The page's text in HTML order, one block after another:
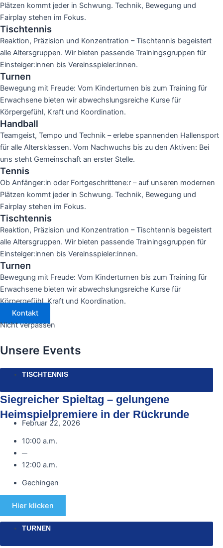
Plätzen kommt jeder in Schwung. Technik, Bewegung und
Fairplay stehen im Fokus.
Tischtennis
Reaktion, Präzision und Konzentration – Tischtennis begeistert
alle Altersgruppen. Wir bieten passende Trainingsgruppen für
Einsteiger:innen bis Vereinsspieler:innen.
Turnen
Bewegung mit Freude: Vom Kinderturnen bis zum Training für
Erwachsene bieten wir abwechslungsreiche Kurse für
Körpergefühl, Kraft und Koordination.
Handball
Teamgeist, Tempo und Technik – erlebe spannenden Hallensport
für alle Altersklassen. Vom Nachwuchs bis zu den Aktiven: Bei
uns steht Gemeinschaft an erster Stelle.
Tennis
Ob Anfänger:in oder Fortgeschrittene:r – auf unseren modernen
Plätzen kommt jeder in Schwung. Technik, Bewegung und
Fairplay stehen im Fokus.
Tischtennis
Reaktion, Präzision und Konzentration – Tischtennis begeistert
alle Altersgruppen. Wir bieten passende Trainingsgruppen für
Einsteiger:innen bis Vereinsspieler:innen.
Turnen
Bewegung mit Freude: Vom Kinderturnen bis zum Training für
Erwachsene bieten wir abwechslungsreiche Kurse für
Körpergefühl, Kraft und Koordination.
Kontakt
Nicht verpassen
Unsere Events
TISCHTENNIS
Siegreicher Spieltag – gelungene
Heimspielpremiere in der Rückrunde
Februar 22, 2026
10:00 a.m.
─
12:00 a.m.
Gechingen
Hier klicken
TURNEN